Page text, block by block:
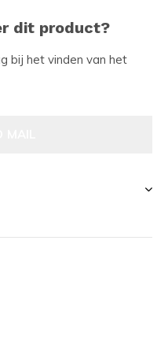
dit product?
bij het vinden van het